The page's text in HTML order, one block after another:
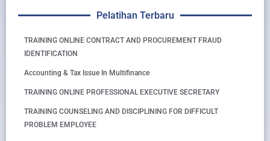
Pelatihan Terbaru
TRAINING ONLINE CONTRACT AND PROCUREMENT FRAUD
IDENTIFICATION
Accounting & Tax Issue In Multifinance
TRAINING ONLINE PROFESSIONAL EXECUTIVE SECRETARY
TRAINING COUNSELING AND DISCIPLINING FOR DIFFICULT
PROBLEM EMPLOYEE